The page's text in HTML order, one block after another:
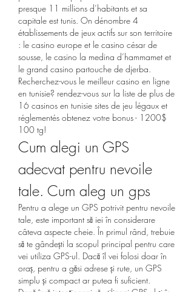
presque 11 millions d’habitants et sa
capitale est tunis. On dénombre 4
établissements de jeux actifs sur son territoire
: le casino europe et le casino césar de
sousse, le casino la medina d’hammamet et
le grand casino partouche de djerba.
Recherchez-vous le meilleur casino en ligne
en tunisie? rendez-vous sur la liste de plus de
16 casinos en tunisie sites de jeu légaux et
réglementés obtenez votre bonus - 1200$
100 tg!
Cum alegi un GPS
adecvat pentru nevoile
tale. Cum aleg un gps
Pentru a alege un GPS potrivit pentru nevoile
tale, este important să iei în considerare
câteva aspecte cheie. În primul rând, trebuie
să te gândești la scopul principal pentru care
vei utiliza GPS-ul. Dacă îl vei folosi doar în
oraș, pentru a găsi adrese și rute, un GPS
simplu și compact ar putea fi suficient.